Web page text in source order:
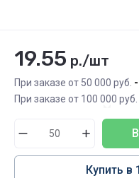
19.55 р./шт
При заказе от 50 000 руб.
При заказе от 100 000 руб.
Купить в